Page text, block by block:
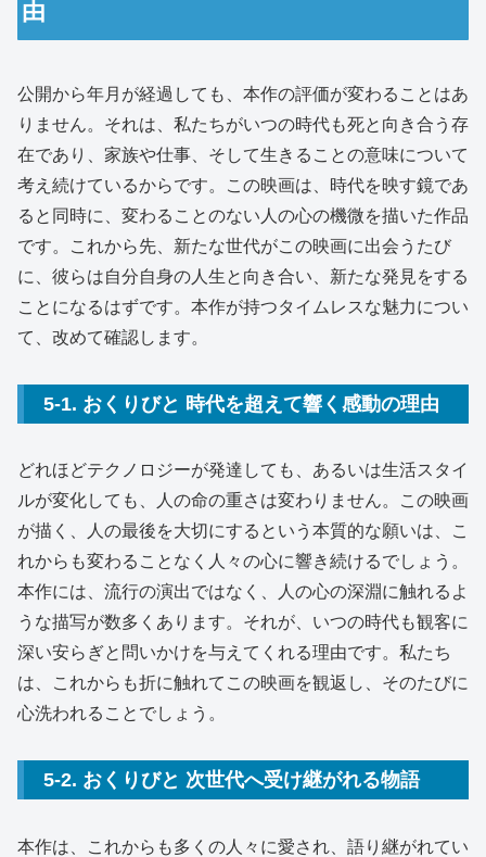
由
公開から年月が経過しても、本作の評価が変わることはあ
りません。それは、私たちがいつの時代も死と向き合う存
在であり、家族や仕事、そして生きることの意味について
考え続けているからです。この映画は、時代を映す鏡であ
ると同時に、変わることのない人の心の機微を描いた作品
です。これから先、新たな世代がこの映画に出会うたび
に、彼らは自分自身の人生と向き合い、新たな発見をする
ことになるはずです。本作が持つタイムレスな魅力につい
て、改めて確認します。
5-1. おくりびと 時代を超えて響く感動の理由
どれほどテクノロジーが発達しても、あるいは生活スタイ
ルが変化しても、人の命の重さは変わりません。この映画
が描く、人の最後を大切にするという本質的な願いは、こ
れからも変わることなく人々の心に響き続けるでしょう。
本作には、流行の演出ではなく、人の心の深淵に触れるよ
うな描写が数多くあります。それが、いつの時代も観客に
深い安らぎと問いかけを与えてくれる理由です。私たち
は、これからも折に触れてこの映画を観返し、そのたびに
心洗われることでしょう。
5-2. おくりびと 次世代へ受け継がれる物語
本作は、これからも多くの人々に愛され、語り継がれてい